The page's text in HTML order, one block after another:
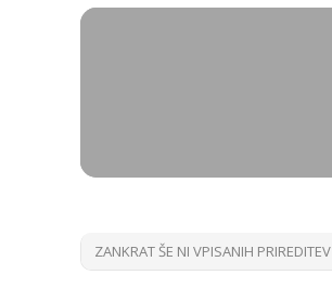
ZANKRAT ŠE NI VPISANIH PRIREDITEV